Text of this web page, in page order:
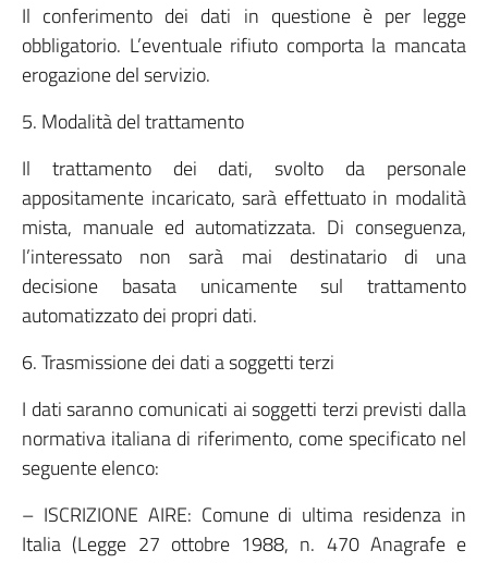
Il conferimento dei dati in questione è per legge
obbligatorio. L’eventuale rifiuto comporta la mancata
erogazione del servizio.
5. Modalità del trattamento
Il trattamento dei dati, svolto da personale
appositamente incaricato, sarà effettuato in modalità
mista, manuale ed automatizzata. Di conseguenza,
l’interessato non sarà mai destinatario di una
decisione basata unicamente sul trattamento
automatizzato dei propri dati.
6. Trasmissione dei dati a soggetti terzi
I dati saranno comunicati ai soggetti terzi previsti dalla
normativa italiana di riferimento, come specificato nel
seguente elenco:
– ISCRIZIONE AIRE: Comune di ultima residenza in
Italia (Legge 27 ottobre 1988, n. 470 Anagrafe e